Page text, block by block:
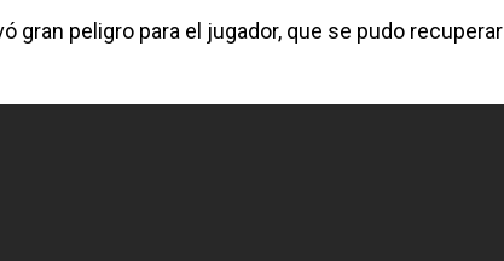
gran peligro para el jugador, que se pudo recuperar